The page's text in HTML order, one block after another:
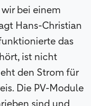
bei einem
Hans-Christian
das
ist nicht
den Strom für
Die PV-Module
sind und